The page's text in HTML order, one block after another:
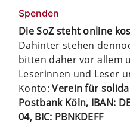
Spenden
Die SoZ steht online
Dahinter stehen
bitten daher vor allem
Leserinnen und Leser
Konto:Verein für
Postbank Köln, IBAN:
04, BIC: PBNKDEFF